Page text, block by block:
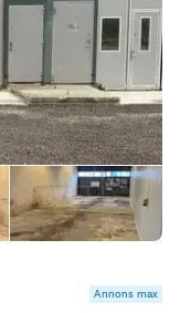
Annons max